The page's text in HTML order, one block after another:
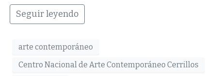
Seguir leyendo
arte contemporáneo
Centro Nacional de Arte Contemporáneo Cerrillos